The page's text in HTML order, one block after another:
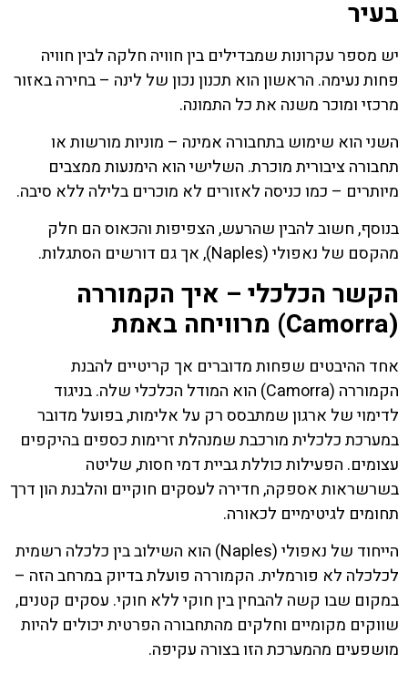
בעיר
יש מספר עקרונות שמבדילים בין חוויה חלקה לבין חוויה
פחות נעימה. הראשון הוא תכנון נכון של לינה – בחירה באזור
מרכזי ומוכר משנה את כל התמונה.
השני הוא שימוש בתחבורה אמינה – מוניות מורשות או
תחבורה ציבורית מוכרת. השלישי הוא הימנעות ממצבים
מיותרים – כמו כניסה לאזורים לא מוכרים בלילה ללא סיבה.
בנוסף, חשוב להבין שהרעש, הצפיפות והכאוס הם חלק
מהקסם של נאפולי (Naples), אך גם דורשים הסתגלות.
הקשר הכלכלי – איך הקמוררה
(Camorra) מרוויחה באמת
אחד ההיבטים שפחות מדוברים אך קריטיים להבנת
הקמוררה (Camorra) הוא המודל הכלכלי שלה. בניגוד
לדימוי של ארגון שמתבסס רק על אלימות, בפועל מדובר
במערכת כלכלית מורכבת שמנהלת זרימות כספים בהיקפים
עצומים. הפעילות כוללת גביית דמי חסות, שליטה
בשרשראות אספקה, חדירה לעסקים חוקיים והלבנת הון דרך
תחומים לגיטימיים לכאורה.
הייחוד של נאפולי (Naples) הוא השילוב בין כלכלה רשמית
לכלכלה לא פורמלית. הקמוררה פועלת בדיוק במרחב הזה –
במקום שבו קשה להבחין בין חוקי ללא חוקי. עסקים קטנים,
שווקים מקומיים וחלקים מהתחבורה הפרטית יכולים להיות
מושפעים מהמערכת הזו בצורה עקיפה.